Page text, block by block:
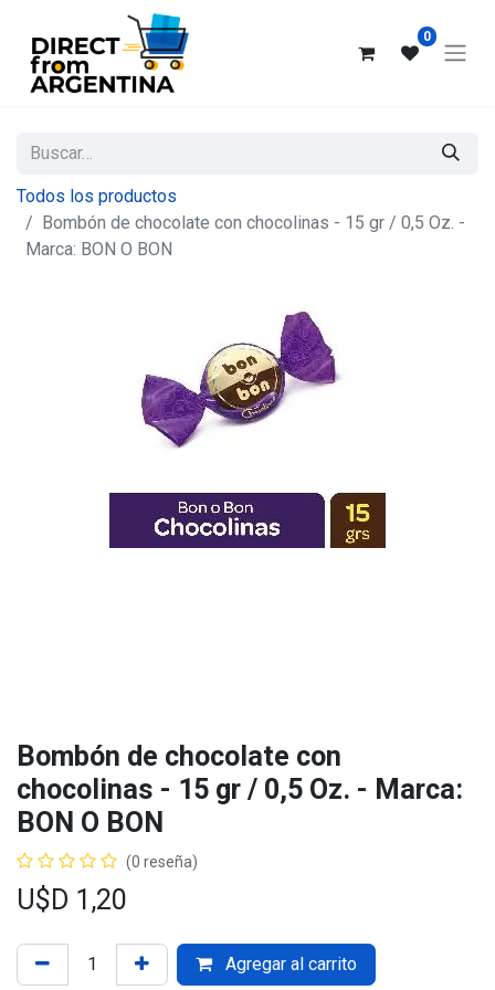
0
Todos los productos
Bombón de chocolate con chocolinas - 15 gr / 0,5 Oz. -
Marca: BON O BON
Bombón de chocolate con
chocolinas - 15 gr / 0,5 Oz. - Marca:
BON O BON
(0 reseña)
U$D 1,20
Agregar al carrito